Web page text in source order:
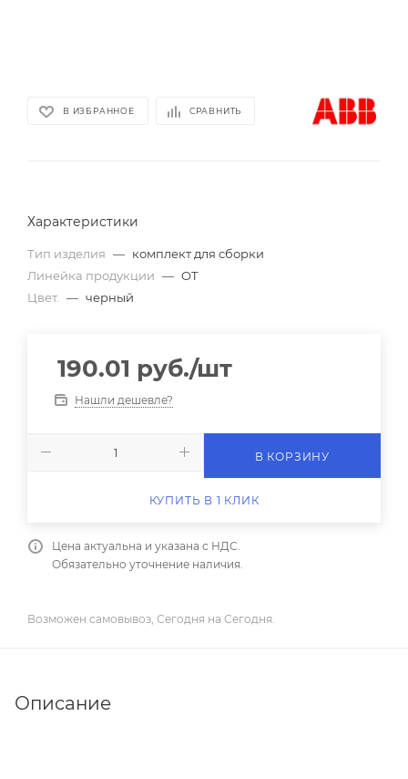
В ИЗБРАННОЕ СРАВНИТЬ
Характеристики
Тип изделия — комплект для сборки
Линейка продукции — OT
Цвет.
— черный
190.01 руб./шт
Нашли дешевле?
В КОРЗИНУ
КУПИТЬ В 1 КЛИК
Цена актуальна и указана с НДС.
Обязательно уточнение наличия.
Возможен самовывоз, Сегодня на Сегодня.
Описание